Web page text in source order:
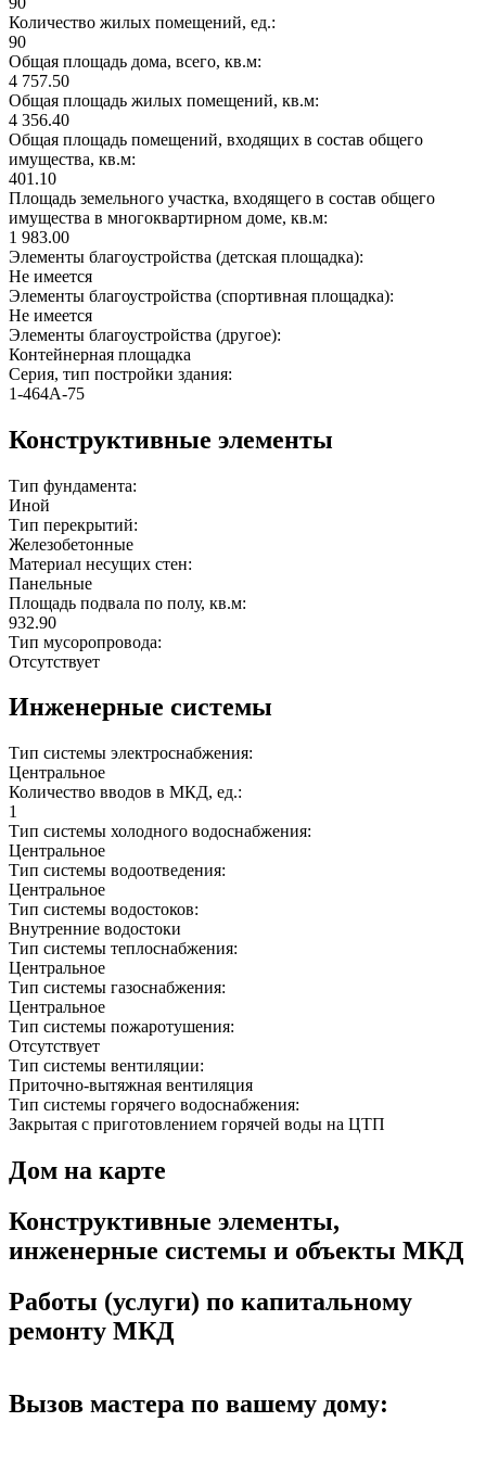
Количество жилых помещений, ед.:
90
Общая площадь дома, всего, кв.м:
4 757.50
Общая площадь жилых помещений, кв.м:
4 356.40
Общая площадь помещений, входящих в состав общего
имущества, кв.м:
401.10
Площадь земельного участка, входящего в состав общего
имущества в многоквартирном доме, кв.м:
1 983.00
Элементы благоустройства (детская площадка):
Не имеется
Элементы благоустройства (спортивная площадка):
Не имеется
Элементы благоустройства (другое):
Контейнерная площадка
Серия, тип постройки здания:
1-464А-75
Конструктивные элементы
Тип фундамента:
Иной
Тип перекрытий:
Железобетонные
Материал несущих стен:
Панельные
Площадь подвала по полу, кв.м:
932.90
Тип мусоропровода:
Отсутствует
Инженерные системы
Тип системы электроснабжения:
Центральное
Количество вводов в МКД, ед.:
1
Тип системы холодного водоснабжения:
Центральное
Тип системы водоотведения:
Центральное
Тип системы водостоков:
Внутренние водостоки
Тип системы теплоснабжения:
Центральное
Тип системы газоснабжения:
Центральное
Тип системы пожаротушения:
Отсутствует
Тип системы вентиляции:
Приточно-вытяжная вентиляция
Тип системы горячего водоснабжения:
Закрытая с приготовлением горячей воды на ЦТП
Дом на карте
Конструктивные элементы,
инженерные системы и объекты МКД
Работы (услуги) по капитальному
ремонту МКД
Вызов мастера по вашему дому: